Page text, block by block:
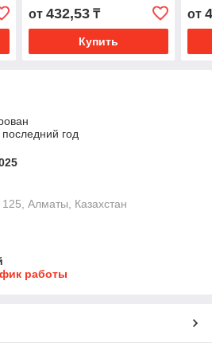
от 432,53₸
Купить
от
год
Алматы, Казахстан
работы